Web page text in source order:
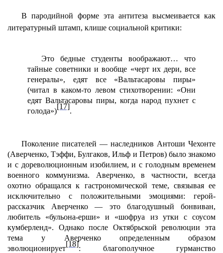
В пародийной форме эта антитеза высмеивается как
литературный штамп, клише социальной критики:
Это бедные студенты воображают… что
тайные советники и вообще «черт их дери, все
генералы», едят все «Вальтасаровы пиры»
(читал в каком-то левом стихотворении: «Они
едят Вальтасаровы пиры, когда народ пухнет с
голода»)
[17]
.
Поколение писателей — наследников Антоши Чехонте
(Аверченко, Тэффи, Булгаков, Ильф и Петров) было знакомо
и с дореволюционным изобилием, и с голодным временем
военного коммунизма. Аверченко, в частности, всегда
охотно обращался к гастрономической теме, связывая ее
исключительно с положительными эмоциями: герой-
рассказчик Аверченко — это благодушный бонвиван,
любитель «бульона-ерши» и «шофруа из утки с соусом
кумберленд». Однако после Октябрьской революции эта
тема у Аверченко определенным образом
эволюционирует
[18]
: благополучное гурманство